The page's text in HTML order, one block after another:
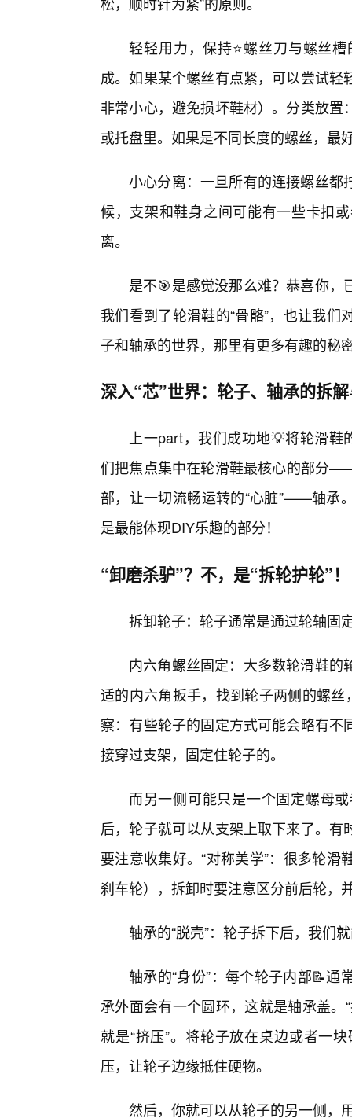
轻轻用力，保持⭐螺丝刀与螺丝
成。如果某个螺丝有点紧，可以尝试
非常小心，避免损坏鞋材）。分类放
或托盘里。如果是不同长度的螺丝，最
小心分离：一旦所有的连接螺丝都
候，支架和鞋身之间可能有一些卡扣
离。
是不🎯是感觉没那么难？恭喜你
我们看到了轮滑鞋的“骨骼”，也让我
子和轴承的世界，那里有更多有趣的秘
深入“芯”世界：轮子、轴承的拆
上一part，我们成功地💡将轮滑
们把焦点集中在轮滑鞋最核心的部分
部，让一切流畅运转的“心脏”——轴承
是最能体现DIY乐趣的部分！
“卸磨杀驴”？不，是“拆轮护轮”！
拆卸轮子：轮子通常是通过轮轴固
内六角螺丝固定：大多数轮滑鞋
适的内六角扳手，找到轮子两侧的螺
察：有些轮子的固定方式可能会略有
接穿过支架，固定住轮子的。
而另一侧可能只是一个固定螺母
后，轮子就可以从支架上取下来了。
要注意收集好。“对称美学”：很多轮
刹车轮），拆卸时要注意区分前后轮，
轴承的“脱壳”：轮子拆下后，我们
轴承的“身份”：每个轮子内部📝
承外面会有一个圆环，这就是轴承盖
就是“挤压”。将轮子放在桌边或者一
压，让轮子边缘抵住硬物。
然后，你就可以从轮子的另一侧，